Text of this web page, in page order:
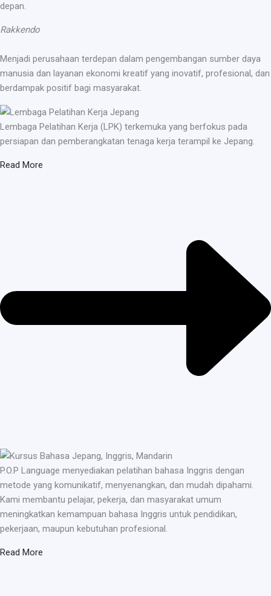
depan.
Rakkendo
Menjadi perusahaan terdepan dalam pengembangan sumber daya
manusia dan layanan ekonomi kreatif yang inovatif, profesional, dan
berdampak positif bagi masyarakat.
Lembaga Pelatihan Kerja (LPK) terkemuka yang berfokus pada
persiapan dan pemberangkatan tenaga kerja terampil ke Jepang.
Read More
P.O.P Language menyediakan pelatihan bahasa Inggris dengan
metode yang komunikatif, menyenangkan, dan mudah dipahami.
Kami membantu pelajar, pekerja, dan masyarakat umum
meningkatkan kemampuan bahasa Inggris untuk pendidikan,
pekerjaan, maupun kebutuhan profesional.
Read More